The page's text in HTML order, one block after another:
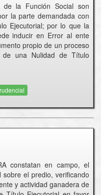
de la Función Social son
la parte demandada con
Ejecutorial; por lo que la
inducir en Error al ente
propio de un proceso
de una Nulidad de Título
constatan en campo, el
el predio, verificando
y actividad ganadera de